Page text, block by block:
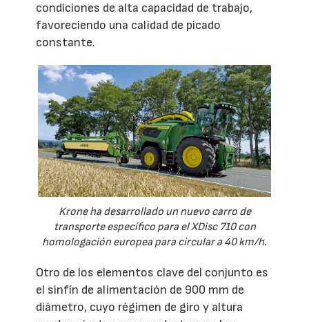
condiciones de alta capacidad de trabajo,
favoreciendo una calidad de picado
constante.
Krone ha desarrollado un nuevo carro de
transporte específico para el XDisc 710 con
homologación europea para circular a 40 km/h.
Otro de los elementos clave del conjunto es
el sinfín de alimentación de 900 mm de
diámetro, cuyo régimen de giro y altura